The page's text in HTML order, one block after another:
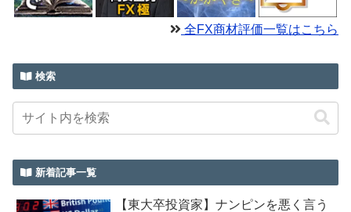
全FX商材評価一覧はこちら
検索
新着記事一覧
【東大卒投資家】ナンピンを悪く言う